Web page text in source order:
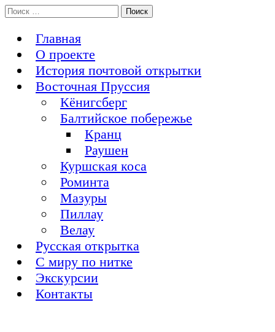
Перейти
к
История Восточной Пруссии в почтовых открытках и не
Поиск:
Главная
О проекте
История почтовой открытки
Восточная Пруссия
Кёнигсберг
Балтийское побережье
Кранц
Раушен
Куршская коса
Роминта
Мазуры
Пиллау
Велау
Русская открытка
С миру по нитке
Экскурсии
Контакты